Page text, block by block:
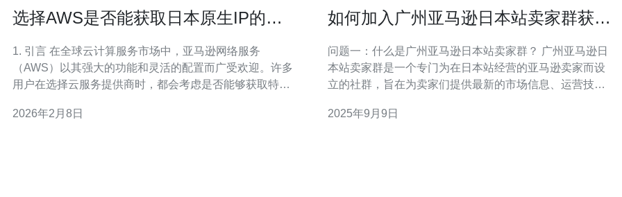
选择AWS是否能获取日本原生IP的详
1. 引言 在全球云计算服务市场中，亚马逊网络服务
（AWS）以其强大的功能和灵活的配置而广受欢迎。许多
用户在选择云服务提供商时，都会考虑是否能够获取特定
本原生IP，并提供详细的技术分析和真实案例。 2. 什么是
2026年2月8日
如何加入广州亚马逊日本站卖家群获取
问题一：什么是广州亚马逊日本站卖家群？ 广州亚马逊日
本站卖家群是一个专门为在日本站经营的亚马逊卖家而设
立的社群，旨在为卖家们提供最新的市场信息、运营技
的卖家，他们会分享自己的成功经验和教训，帮助新手卖
2025年9月9日